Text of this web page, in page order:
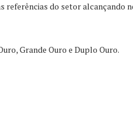
do setor alcançando
Grande Ouro e Duplo Ouro.